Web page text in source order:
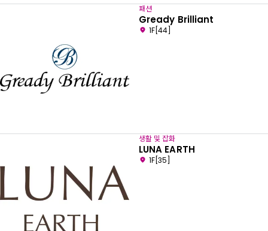
패션
Gready Brilliant
1F[44]
생활 및 잡화
LUNA EARTH
1F[35]